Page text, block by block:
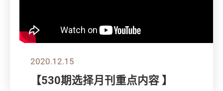
2020.12.15
【530期选择月刊重点内容 】